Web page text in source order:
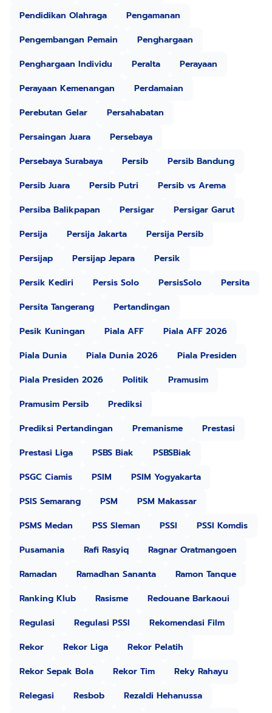
Pendidikan Olahraga
Pengamanan
Pengembangan Pemain
Penghargaan
Penghargaan Individu
Peralta
Perayaan
Perayaan Kemenangan
Perdamaian
Perebutan Gelar
Persahabatan
Persaingan Juara
Persebaya
Persebaya Surabaya
Persib
Persib Bandung
Persib Juara
Persib Putri
Persib vs Arema
Persiba Balikpapan
Persigar
Persigar Garut
Persija
Persija Jakarta
Persija Persib
Persijap
Persijap Jepara
Persik
Persik Kediri
Persis Solo PersisSolo
Persita
Persita Tangerang
Pertandingan
Pesik Kuningan
Piala AFF
Piala AFF 2026
Piala Dunia
Piala Dunia 2026
Piala Presiden
Piala Presiden 2026
Politik
Pramusim
Pramusim Persib
Prediksi
Prediksi Pertandingan
Premanisme
Prestasi
Prestasi Liga
PSBS Biak
PSBSBiak
PSGC Ciamis
PSIM
PSIM Yogyakarta
PSIS Semarang
PSM
PSM Makassar
PSMS Medan
PSS Sleman PSSI
PSSI Komdis
Pusamania
Rafi Rasyiq
Ragnar Oratmangoen
Ramadan
Ramadhan Sananta
Ramon Tanque
Ranking Klub
Rasisme
Redouane Barkaoui
Regulasi
Regulasi PSSI
Rekomendasi Film
Rekor
Rekor Liga
Rekor Pelatih
Rekor Sepak Bola
Rekor Tim
Reky Rahayu
Relegasi
Resbob
Rezaldi Hehanussa